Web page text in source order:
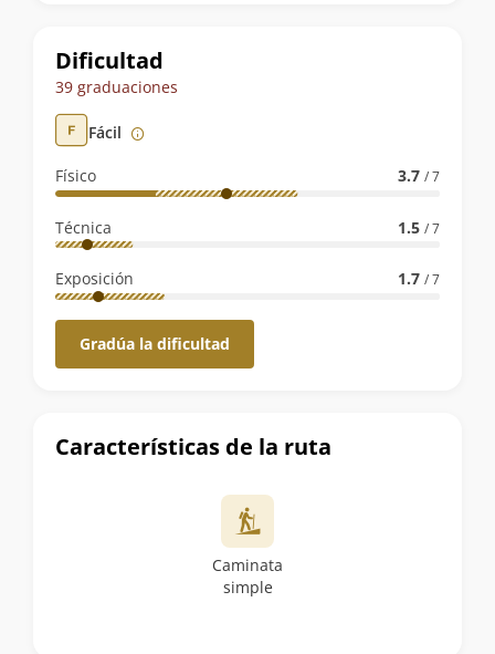
ruta
Dificultad
39 graduaciones
Fácil
Físico 3.7 / 7
Técnica 1.5 / 7
Exposición 1.7 / 7
Gradúa la dificultad
Características de la ruta
Caminata
simple